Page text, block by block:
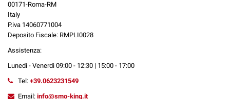
00171-Roma-RM
Italy
P.iva 14060771004
Deposito Fiscale: RMPLI0028
Assistenza:
Lunedì - Venerdì 09:00 - 12:30 | 15:00 - 17:00
Tel: +39.0623231549
Email: info@smo-king.it